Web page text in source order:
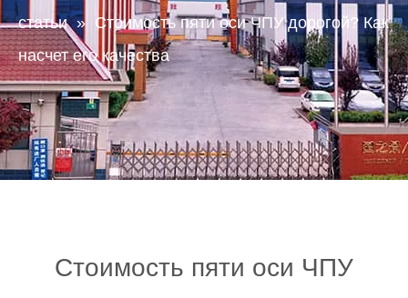
статьи » Стоимость пяти оси ЧПУ дорогой? Как
насчет его качества
Стоимость пяти оси ЧПУ